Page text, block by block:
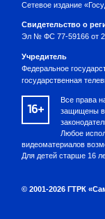
Сетевое издание
Свидетельство о
Эл № ФС 77-59166 от
Учредитель
Федеральное
государственная
16+
Все права
защищены в
Любое
видеоматериалов
Для детей старше 16
© 2001-2026 ГТРК